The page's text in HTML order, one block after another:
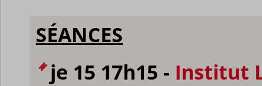
SÉANCES
je 15 17h15 - Institut